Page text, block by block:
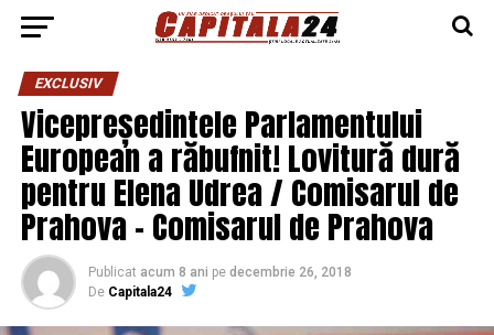
EXCLUSIV
Vicepreședintele Parlamentului
European a răbufnit! Lovitură dură
pentru Elena Udrea / Comisarul de
Prahova – Comisarul de Prahova
Publicat acum 8 ani pe decembrie 26, 2018
De Capitala24